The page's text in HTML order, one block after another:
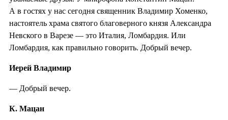
А в гостях у нас сегодня священник Владимир Хоменко,
настоятель храма святого благоверного князя Александра
Невского в Варезе — это Италия, Ломбардия. Или
Ломбардия, как правильно говорить. Добрый вечер.
Иерей Владимир
— Добрый вечер.
К. Мацан